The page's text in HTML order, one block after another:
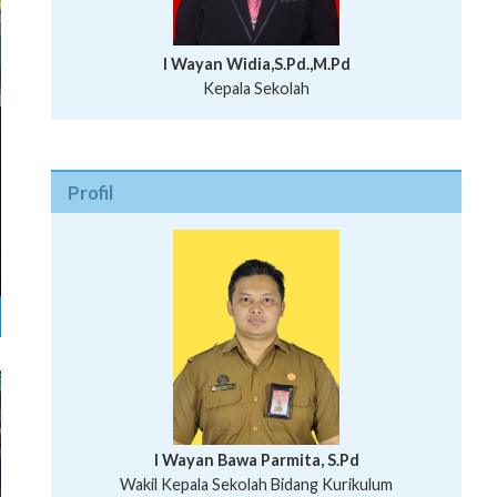
I Wayan Widia,S.Pd.,M.Pd
Kepala Sekolah
Profil
I Wayan Bawa Parmita, S.Pd
Wakil Kepala Sekolah Bidang Kurikulum
I Wayan Gede Aditya Pratita, S.Pd., M.Sn
Ni Wayan Nopi Sutantri, S.Pd.